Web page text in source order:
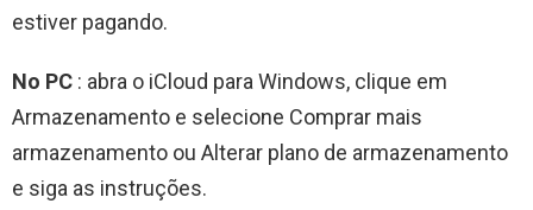
estiver pagando.
No PC : abra o iCloud para Windows, clique em
Armazenamento e selecione Comprar mais
armazenamento ou Alterar plano de armazenamento
e siga as instruções.